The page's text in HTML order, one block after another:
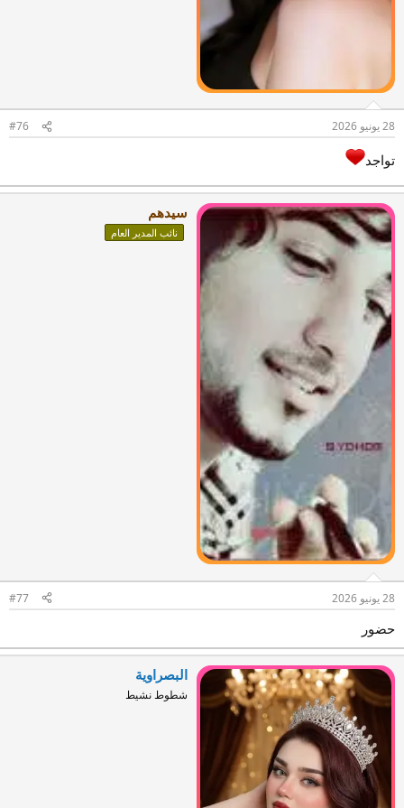
28 يونيو 2026 #76
تواجد
سيدهم
نائب المدير العام
28 يونيو 2026 #77
حضور
البصراوية
شطوط نشيط